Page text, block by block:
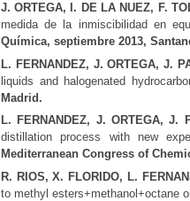
J. ORTEGA, I. DE LA NUEZ, F.
medida de la inmiscibilidad en
Química, septiembre 2013,
L. FERNANDEZ, J. ORTEGA, J.
liquids and halogenated
Madrid.
L. FERNANDEZ, J. ORTEGA, J.
distillation process with new
Mediterranean Congress of
R. RIOS, X. FLORIDO, L.
to methyl esters+methanol+octane